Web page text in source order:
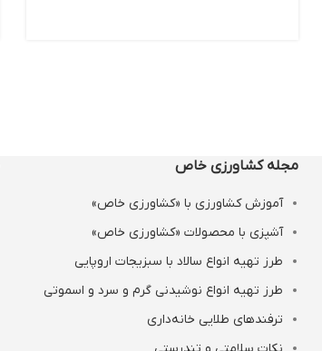
مجله کشاورزی خاص
آموزش کشاورزی با «کشاورزی خاص»
آشپزی با محصولات «کشاورزی خاص»
طرز تهیه انواع سالاد با سبزیجات اروپایی
طرز تهیه انواع نوشیدنی‌ گرم و سرد و اسموتی
ترفندهای طلایی خانه‌داری